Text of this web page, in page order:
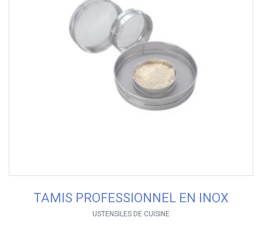
TAMIS PROFESSIONNEL EN INOX
USTENSILES DE CUISINE